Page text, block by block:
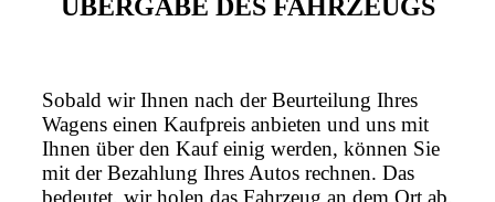
ÜBERGABE DES FAHRZEUGS
Sobald wir Ihnen nach der Beurteilung Ihres
Wagens einen Kaufpreis anbieten und uns mit
Ihnen über den Kauf einig werden, können Sie
mit der Bezahlung Ihres Autos rechnen. Das
bedeutet, wir holen das Fahrzeug an dem Ort ab,